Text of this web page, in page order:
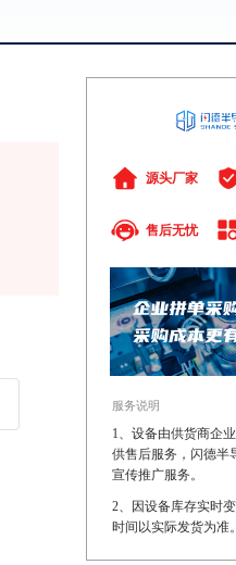
源头厂家
售后无忧
服务说明
1、设备由供货商企
供售后服务，闪德半
宣传推广服务。
2、因设备库存实时
时间以实际发货为准。